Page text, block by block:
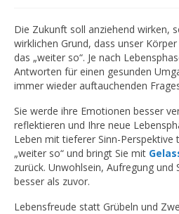
Die Zukunft soll anziehend wirken,
wirklichen Grund, dass unser
das „weiter so“. Je nach
Antworten für einen gesunden
immer wieder auftauchenden
Sie werde ihre Emotionen besser
reflektieren und Ihre neue
Leben mit tieferer Sinn-Perspektive
„weiter so“ und bringt Sie mit
zurück. Unwohlsein, Aufregung und
besser als zuvor.
Lebensfreude statt Grübeln und